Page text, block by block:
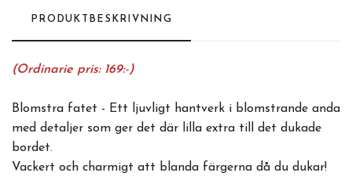
PRODUKTBESKRIVNING
(Ordinarie pris: 169:-)
Blomstra fatet - Ett ljuvligt hantverk i blomstrande anda
med detaljer som ger det där lilla extra till det dukade
bordet.
Vackert och charmigt att blanda färgerna då du dukar!